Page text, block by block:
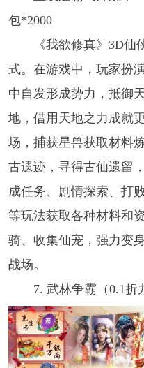
包*2000
《我欲修真》3D
式。在游戏中，玩家扮
中自发形成势力，抵御
地，借用天地之力成就
场，捕获星兽获取材料
古遗迹，寻得古仙遗留
成任务、剧情探索、打
等玩法获取各种材料和
骑、收集仙宠，强力变
战场。
7. 武林争霸（0.1折